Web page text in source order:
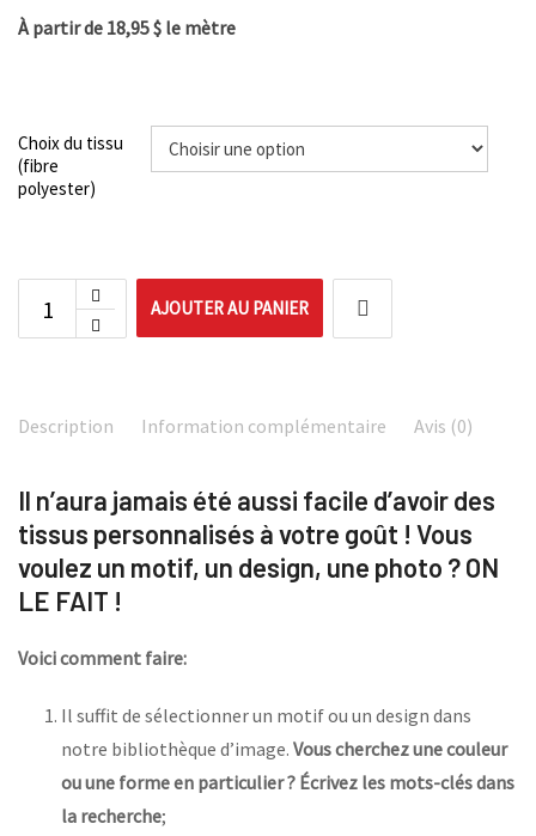
À partir de 18,95 $ le mètre
Choix du tissu
(fibre
polyester)
AJOUTER AU PANIER
Description Information complémentaire Avis (0)
Il n’aura jamais été aussi facile d’avoir des
tissus personnalisés à votre goût ! Vous
voulez un motif, un design, une photo ? ON
LE FAIT !
Voici comment faire:
Il suffit de sélectionner un motif ou un design dans
notre bibliothèque d’image. Vous cherchez une couleur
ou une forme en particulier ? Écrivez les mots-clés dans
la recherche;